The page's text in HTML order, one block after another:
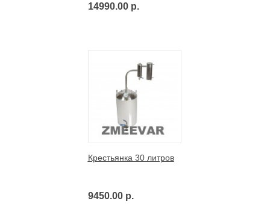
14990.00 р.
Крестьянка 30 литров
9450.00 р.